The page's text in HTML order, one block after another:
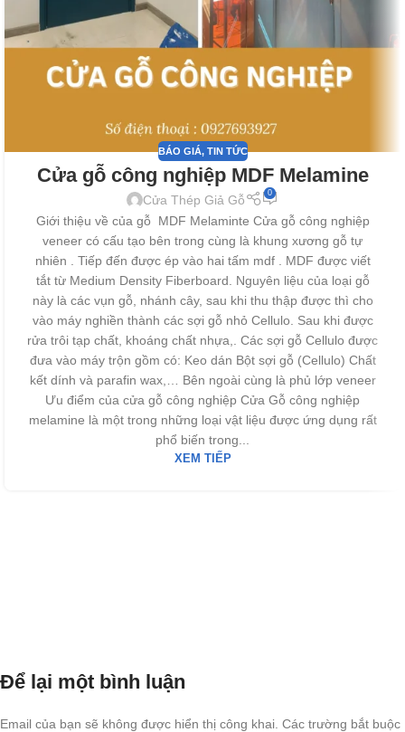
BÁO GIÁ, TIN TỨC
Cửa gỗ công nghiệp MDF Melamine
Cửa Thép Giả Gỗ 0
Giới thiệu về của gỗ MDF Melaminte Cửa gỗ công nghiệp
veneer có cấu tạo bên trong cùng là khung xương gỗ tự
nhiên . Tiếp đến được ép vào hai tấm mdf . MDF được viết
tắt từ Medium Density Fiberboard. Nguyên liệu của loại gỗ
này là các vụn gỗ, nhánh cây, sau khi thu thập được thì cho
vào máy nghiền thành các sợi gỗ nhỏ Cellulo. Sau khi được
rửa trôi tạp chất, khoáng chất nhựa,. Các sợi gỗ Cellulo được
đưa vào máy trộn gồm có: Keo dán Bột sợi gỗ (Cellulo) Chất
kết dính và parafin wax,… Bên ngoài cùng là phủ lớp veneer
Ưu điểm của cửa gỗ công nghiệp Cửa Gỗ công nghiệp
melamine là một trong những loại vật liệu được ứng dụng rất
phổ biến trong...
XEM TIẾP
Để lại một bình luận
Email của bạn sẽ không được hiển thị công khai. Các trường bắt buộc